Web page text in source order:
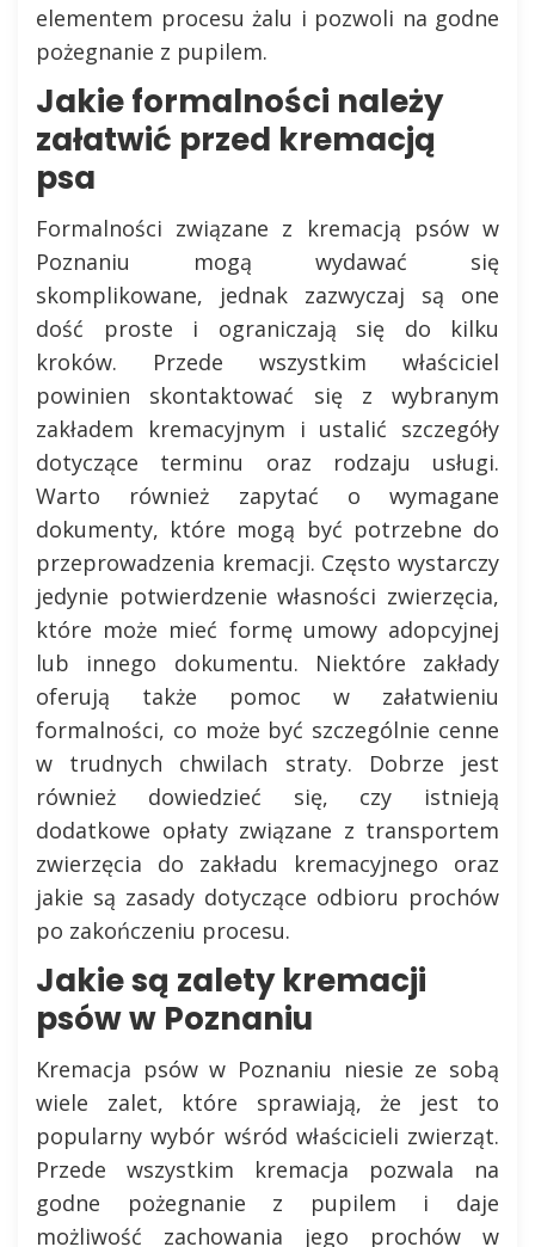
elementem procesu żalu i pozwoli na godne
pożegnanie z pupilem.
Jakie formalności należy
załatwić przed kremacją
psa
Formalności związane z kremacją psów w
Poznaniu mogą wydawać się
skomplikowane, jednak zazwyczaj są one
dość proste i ograniczają się do kilku
kroków. Przede wszystkim właściciel
powinien skontaktować się z wybranym
zakładem kremacyjnym i ustalić szczegóły
dotyczące terminu oraz rodzaju usługi.
Warto również zapytać o wymagane
dokumenty, które mogą być potrzebne do
przeprowadzenia kremacji. Często wystarczy
jedynie potwierdzenie własności zwierzęcia,
które może mieć formę umowy adopcyjnej
lub innego dokumentu. Niektóre zakłady
oferują także pomoc w załatwieniu
formalności, co może być szczególnie cenne
w trudnych chwilach straty. Dobrze jest
również dowiedzieć się, czy istnieją
dodatkowe opłaty związane z transportem
zwierzęcia do zakładu kremacyjnego oraz
jakie są zasady dotyczące odbioru prochów
po zakończeniu procesu.
Jakie są zalety kremacji
psów w Poznaniu
Kremacja psów w Poznaniu niesie ze sobą
wiele zalet, które sprawiają, że jest to
popularny wybór wśród właścicieli zwierząt.
Przede wszystkim kremacja pozwala na
godne pożegnanie z pupilem i daje
możliwość zachowania jego prochów w